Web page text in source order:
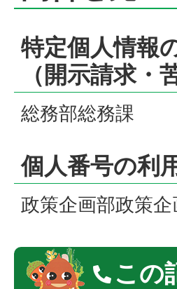
特定個人情報
（開示請求
総務部総務課
個人番号の利
政策企画部政策企
この